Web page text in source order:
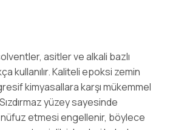
asitler ve alkali bazlı
kullanılır. Kaliteli epoksi zemin
kimyasallara karşı mükemmel
yüzey sayesinde
nüfuz etmesi engellenir, böylece